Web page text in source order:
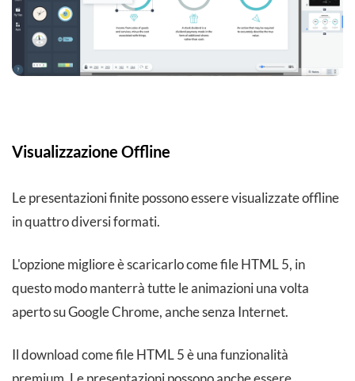
Visualizzazione Offline
Le presentazioni finite possono essere visualizzate offline
in quattro diversi formati.
L'opzione migliore è scaricarlo come file HTML 5, in
questo modo manterrà tutte le animazioni una volta
aperto su Google Chrome, anche senza Internet.
Il download come file HTML 5 è una funzionalità